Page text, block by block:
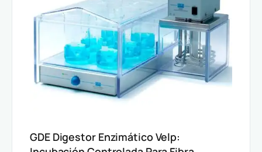
GDE Digestor Enzimático Velp: